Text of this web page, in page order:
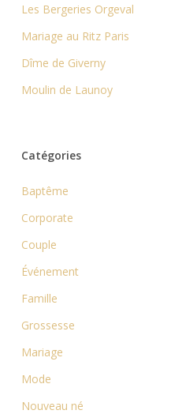
Les Bergeries Orgeval
Mariage au Ritz Paris
Dîme de Giverny
Moulin de Launoy
Catégories
Baptême
Corporate
Couple
Événement
Famille
Grossesse
Mariage
Mode
Nouveau né